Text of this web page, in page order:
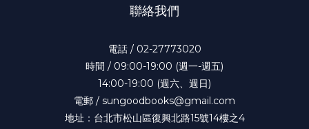
聯絡我們
電話 / 02-27773020
時間 / 09:00-19:00 (週一-週五)
14:00-19:00 (週六、週日)
電郵 / sungoodbooks@gmail.com
地址：台北市松山區復興北路15號14樓之4